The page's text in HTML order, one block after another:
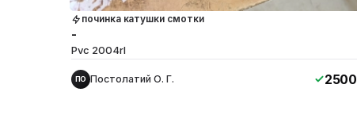
починка катушки смотки
-
Pvc 2004rl
ПО Постолатий О. Г. 2500